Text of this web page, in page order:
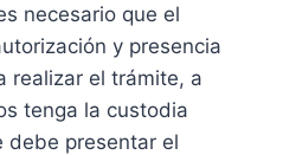
necesario que el
y presencia
realizar el trámite, a
tenga la custodia
debe presentar el